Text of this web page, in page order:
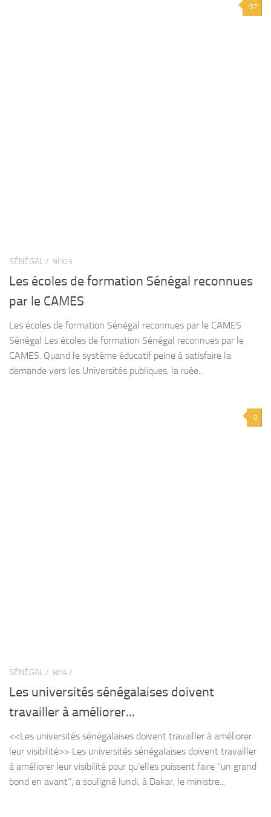
97
SÉNÉGAL / 9H03
Les écoles de formation Sénégal reconnues
par le CAMES
Les écoles de formation Sénégal reconnues par le CAMES
Sénégal Les écoles de formation Sénégal reconnues par le
CAMES. Quand le système éducatif peine à satisfaire la
demande vers les Universités publiques, la ruée...
0
SÉNÉGAL / 8H47
Les universités sénégalaises doivent
travailler à améliorer...
<<Les universités sénégalaises doivent travailler à améliorer
leur visibilité>> Les universités sénégalaises doivent travailler
à améliorer leur visibilité pour qu’elles puissent faire ’’un grand
bond en avant’’, a souligné lundi, à Dakar, le ministre...